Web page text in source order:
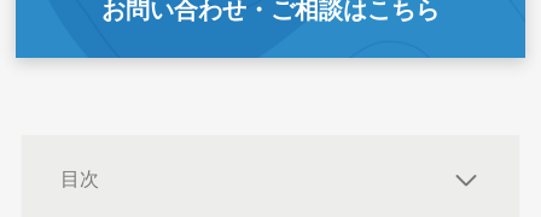
お問い合わせ・ご相談はこちら
目次